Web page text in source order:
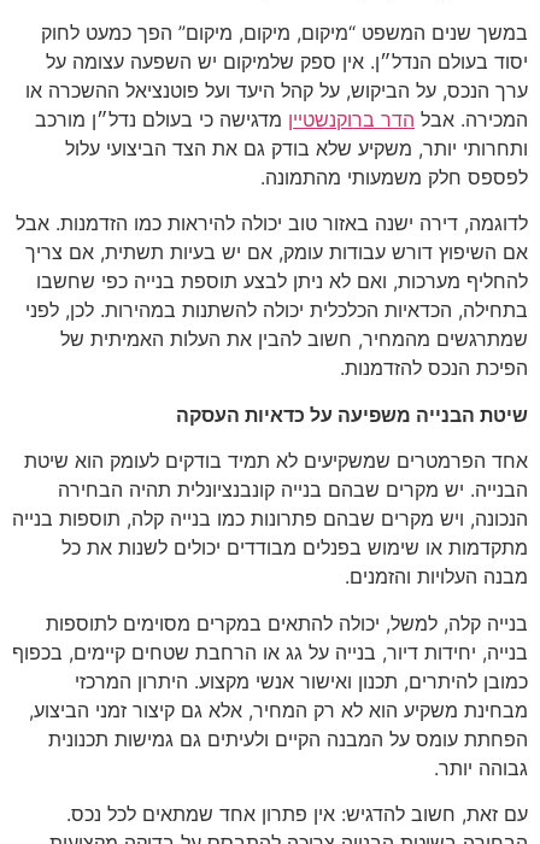
במשך שנים המשפט “מיקום, מיקום, מיקום” הפך כמעט לחוק
יסוד בעולם הנדל״ן. אין ספק שלמיקום יש השפעה עצומה על
ערך הנכס, על הביקוש, על קהל היעד ועל פוטנציאל ההשכרה או
המכירה. אבלהדר ברוקנשטייןמדגישה כי בעולם נדל״ן מורכב
ותחרותי יותר, משקיע שלא בודק גם את הצד הביצועי עלול
לפספס חלק משמעותי מהתמונה.
לדוגמה, דירה ישנה באזור טוב יכולה להיראות כמו הזדמנות. אבל
אם השיפוץ דורש עבודות עומק, אם יש בעיות תשתית, אם צריך
להחליף מערכות, ואם לא ניתן לבצע תוספת בנייה כפי שחשבו
בתחילה, הכדאיות הכלכלית יכולה להשתנות במהירות. לכן, לפני
שמתרגשים מהמחיר, חשוב להבין את העלות האמיתית של
הפיכת הנכס להזדמנות.
שיטת הבנייה משפיעה על כדאיות העסקה
אחד הפרמטרים שמשקיעים לא תמיד בודקים לעומק הוא שיטת
הבנייה. יש מקרים שבהם בנייה קונבנציונלית תהיה הבחירה
הנכונה, ויש מקרים שבהם פתרונות כמו בנייה קלה, תוספות בנייה
מתקדמות או שימוש בפנלים מבודדים יכולים לשנות את כל
מבנה העלויות והזמנים.
בנייה קלה, למשל, יכולה להתאים במקרים מסוימים לתוספות
בנייה, יחידות דיור, בנייה על גג או הרחבת שטחים קיימים, בכפוף
כמובן להיתרים, תכנון ואישור אנשי מקצוע. היתרון המרכזי
מבחינת משקיע הוא לא רק המחיר, אלא גם קיצור זמני הביצוע,
הפחתת עומס על המבנה הקיים ולעיתים גם גמישות תכנונית
גבוהה יותר.
עם זאת, חשוב להדגיש: אין פתרון אחד שמתאים לכל נכס.